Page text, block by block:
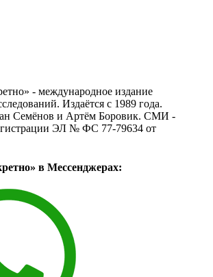
- международное издание
Издаётся с 1989 года.
Семёнов и Артём Боровик. CМИ -
ЭЛ № ФС 77-79634 от
в Мессенджерах: